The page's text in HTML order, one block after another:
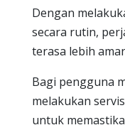
Dengan
secara rutin,
terasa lebih
Bagi pengguna
melakukan
untuk